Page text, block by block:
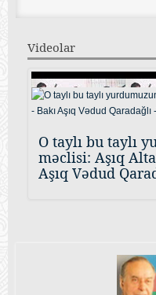
Videolar
O taylı bu taylı
məclisi: Aşıq
Aşıq Vədud